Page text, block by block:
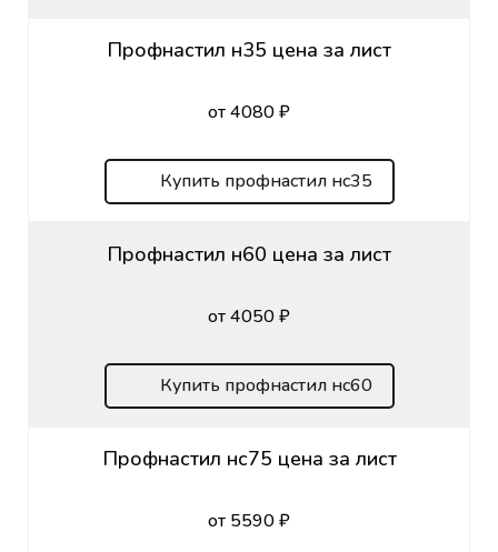
Профнастил н35 цена за лист
от 4080 ₽
Купить профнастил нс35
Профнастил н60 цена за лист
от 4050 ₽
Купить профнастил нс60
Профнастил нс75 цена за лист
от 5590 ₽